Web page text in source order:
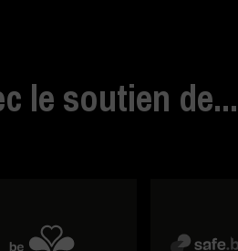
le soutien de...